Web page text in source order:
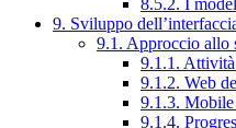
8.5.2. I
9. Sviluppo
9.1. Approccio allo
9.1.1.
9.1.2. Web
9.1.3.
9.1.4.